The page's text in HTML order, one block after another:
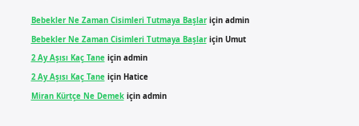
Bebekler Ne Zaman Cisimleri Tutmaya Başlariçin admin
Bebekler Ne Zaman Cisimleri Tutmaya Başlariçin Umut
2 Ay Aşısı Kaç Taneiçin admin
2 Ay Aşısı Kaç Taneiçin Hatice
Miran Kürtçe Ne Demekiçin admin